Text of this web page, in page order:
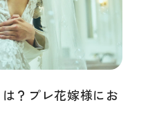
？プレ花嫁様にお